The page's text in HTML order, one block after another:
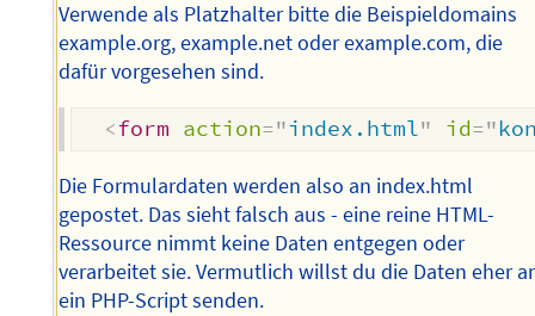
Verwende als Platzhalter bitte die Beispieldomains
example.org, example.net oder example.com, die
dafür vorgesehen sind.
<form action="index.html" id="
Die Formulardaten werden also an index.html
gepostet. Das sieht falsch aus - eine reine HTML-
Ressource nimmt keine Daten entgegen oder
verarbeitet sie. Vermutlich willst du die Daten eher
ein PHP-Script senden.